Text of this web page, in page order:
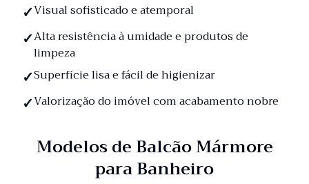
Visual sofisticado e atemporal
Alta resistência à umidade e produtos de
limpeza
Superfície lisa e fácil de higienizar
Valorização do imóvel com acabamento nobre
Modelos de Balcão Mármore
para Banheiro